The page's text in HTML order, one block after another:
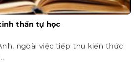
thần tự học
ngoài việc tiếp thu kiến thức